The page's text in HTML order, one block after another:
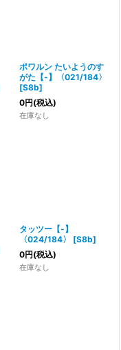
ポワルン たいようのす
がた【-】〈021/184〉
[S8b]
0円(税込)
在庫なし
タッツー【-】
〈024/184〉
[S8b]
0円(税込)
在庫なし